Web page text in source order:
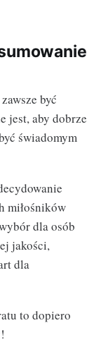
być
jest, aby dobrze
świadomym
miłośników
dla osób
jakości,
dla
to dopiero